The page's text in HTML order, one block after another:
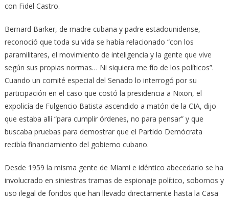
con Fidel Castro.
Bernard Barker, de madre cubana y padre estadounidense,
reconoció que toda su vida se había relacionado “con los
paramilitares, el movimiento de inteligencia y la gente que vive
según sus propias normas… Ni siquiera me fío de los políticos”.
Cuando un comité especial del Senado lo interrogó por su
participación en el caso que costó la presidencia a Nixon, el
expolicía de Fulgencio Batista ascendido a matón de la CIA, dijo
que estaba allí “para cumplir órdenes, no para pensar” y que
buscaba pruebas para demostrar que el Partido Demócrata
recibía financiamiento del gobierno cubano.
Desde 1959 la misma gente de Miami e idéntico abecedario se ha
involucrado en siniestras tramas de espionaje político, sobornos y
uso ilegal de fondos que han llevado directamente hasta la Casa